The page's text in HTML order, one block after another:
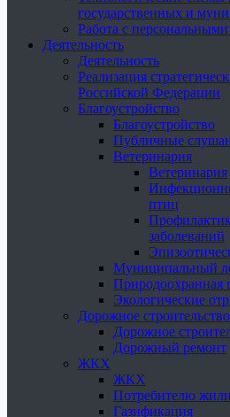
государственных и
Работа с
Деятельность
Деятельность
Реализация
Российской Федерации
Благоустройство
Благоустройство
Публичные
Ветеринария
Ветеринария
птиц
заболеваний
Муниципальный
Природоохранная
Экологические
Дорожное строительство
Дорожное
Дорожный ремонт
ЖКХ
ЖКХ
Потребителю
Газификация